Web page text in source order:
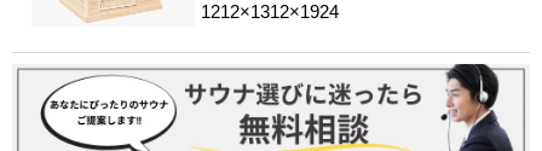
1212×1312×1924